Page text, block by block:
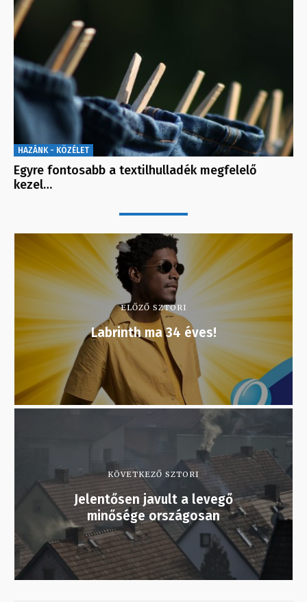
HAZÁNK - KÖZÉLET
Egyre fontosabb a textilhulladék megfelelő
kezel…
ELŐZŐ SZTORI
Labrinth ma 34 éves!
KÖVETKEZŐ SZTORI
Jelentősen javult a levegő
minősége országosan